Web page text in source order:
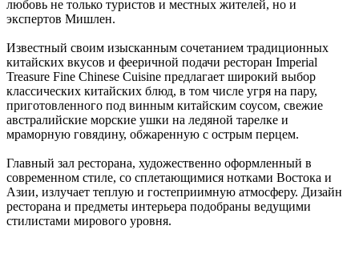
любовь не только туристов и местных жителей, но и
экспертов Мишлен.
Известный своим изысканным сочетанием традиционных
китайских вкусов и фееричной подачи ресторан Imperial
Treasure Fine Chinese Cuisine предлагает широкий выбор
классических китайских блюд, в том числе угря на пару,
приготовленного под винным китайским соусом, свежие
австралийские морские ушки на ледяной тарелке и
мраморную говядину, обжаренную с острым перцем.
Главный зал ресторана, художественно оформленный в
современном стиле, со сплетающимися нотками Востока и
Азии, излучает теплую и гостеприимную атмосферу. Дизайн
ресторана и предметы интерьера подобраны ведущими
стилистами мирового уровня.